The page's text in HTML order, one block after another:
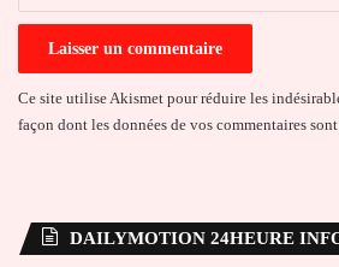
Ce site utilise Akismet pour réduire les
façon dont les données de vos commentaires
DAILYMOTION 24HEURE